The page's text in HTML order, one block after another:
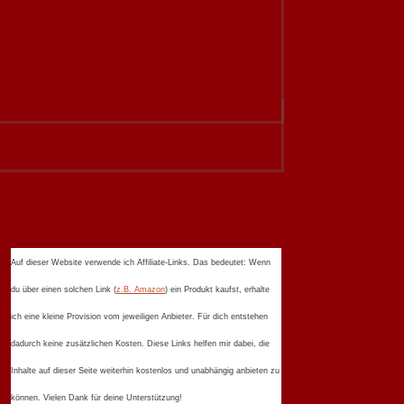
Auf dieser Website verwende ich Affiliate-Links. Das bedeutet: Wenn
du über einen solchen Link (z.B. Amazon) ein Produkt kaufst, erhalte
ich eine kleine Provision vom jeweiligen Anbieter. Für dich entstehen
dadurch keine zusätzlichen Kosten. Diese Links helfen mir dabei, die
Inhalte auf dieser Seite weiterhin kostenlos und unabhängig anbieten zu
können. Vielen Dank für deine Unterstützung!